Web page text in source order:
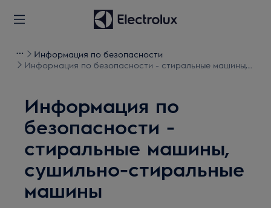
Информация по безопасности
Информация по безопасности - стиральные машины,
Информация по
безопасности -
стиральные машины,
сушильно-стиральные
машины